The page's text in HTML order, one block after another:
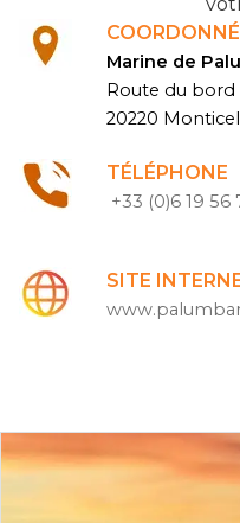
Marine de
Route du
20220
TÉLÉPHONE
+33 (0)6 19 56
SITE